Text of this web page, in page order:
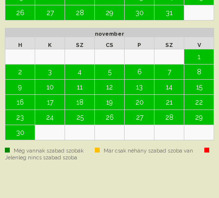
26
27 28 29 30 31
november
H
K SZ CS P SZ V
1
2
3 4 5 6 7
8
9
10 11 12 13 14
15
16
17 18 19 20 21
22
23
24 25 26 27 28
29
30
Még vannak szabad szobák
Már csak néhány szabad szoba van
Jelenleg nincs szabad szoba